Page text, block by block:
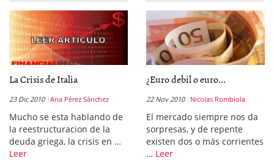
La Crisis de Italia
23 Dic 2010 Ana Pérez Sánchez
Mucho se esta hablando de
la reestructuracion de la
deuda griega, la crisis en …
Leer
¿Euro debil o euro...
22 Nov 2010 Nicolas Rombiola
El mercado siempre nos da
sorpresas, y de repente
existen dos o más corrientes
… Leer